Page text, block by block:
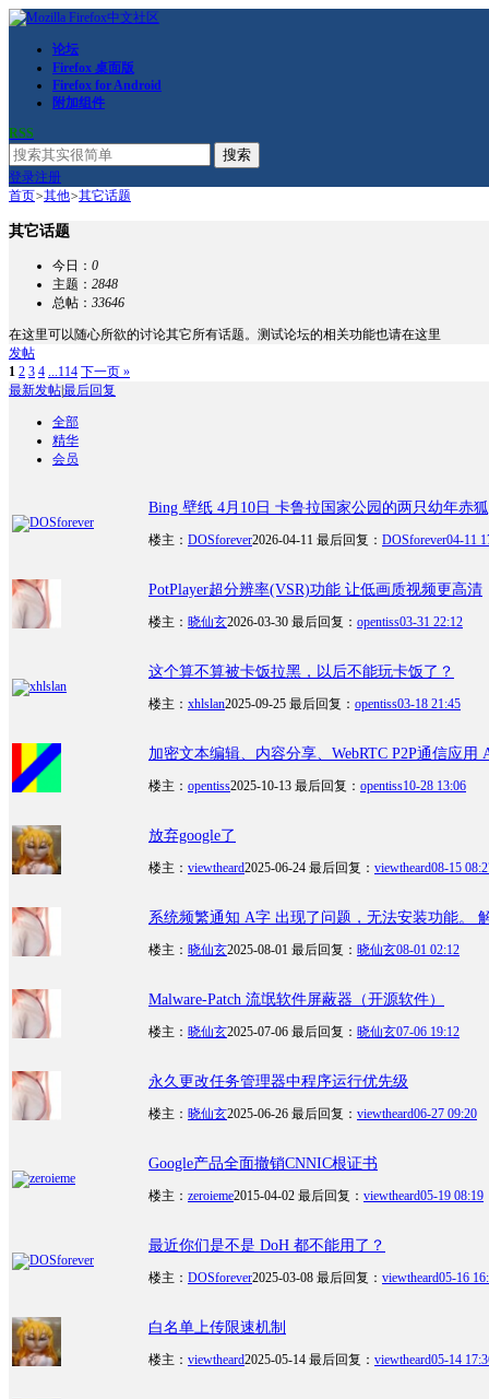
论坛
Firefox 桌面版
Firefox for Android
附加组件
RSS
搜索
登录注册
首页>其他>其它话题
其它话题
今日： 0
主题： 2848
总帖： 33646
在这里可以随心所欲的讨论其它所有话题。测试论坛的相关功能也请在这里
发帖
1 2 3 4 ...114 下一页 »
最新发帖最后回复
全部
精华
会员
Bing 壁纸 4月10日 卡鲁拉国家公园的两只幼年赤
楼主： DOSforever2026-04-11 最后回复： DOSforever04-11
PotPlayer超分辨率(VSR)功能 让低画质视频更高清
楼主： 晓仙玄2026-03-30 最后回复： opentiss03-31 22:12
这个算不算被卡饭拉黑，以后不能玩卡饭了？
楼主： xhlslan2025-09-25 最后回复： opentiss03-18 21:45
加密文本编辑、内容分享、WebRTC P2P通信应用
楼主： opentiss2025-10-13 最后回复： opentiss10-28 13:06
放弃google了
楼主： viewtheard2025-06-24 最后回复： viewtheard08-15
系统频繁通知 A字 出现了问题，无法安装功能。
楼主： 晓仙玄2025-08-01 最后回复： 晓仙玄08-01 02:12
Malware-Patch 流氓软件屏蔽器（开源软件）
楼主： 晓仙玄2025-07-06 最后回复： 晓仙玄07-06 19:12
永久更改任务管理器中程序运行优先级
楼主： 晓仙玄2025-06-26 最后回复： viewtheard06-27 09:20
Google产品全面撤销CNNIC根证书
楼主： zeroieme2015-04-02 最后回复： viewtheard05-19 08:19
最近你们是不是 DoH 都不能用了？
楼主： DOSforever2025-03-08 最后回复： viewtheard05-16
白名单上传限速机制
楼主： viewtheard2025-05-14 最后回复： viewtheard05-14